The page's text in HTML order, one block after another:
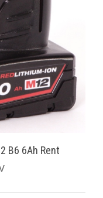
B6 6Ah Rent